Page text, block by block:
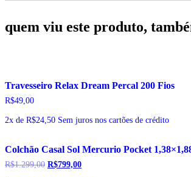
quem viu este produto,
Travesseiro Relax Dream Percal 200 Fios
R$49,00
2x de R$24,50 Sem juros nos cartões de crédito
Colchão Casal Sol Mercurio Pocket
R$1.299,00 O
R$799,00